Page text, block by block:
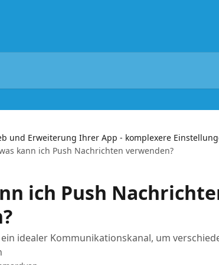
und Erweiterung Ihrer App - komplexere
kann ich Push Nachrichten verwenden?
ich Push
idealer Kommunikationskanal, um